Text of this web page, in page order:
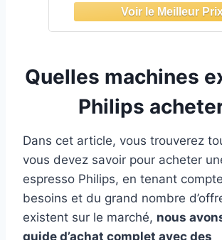
Écran Tactile Intuitif,
(EP3221/40)
Quelles machines
Philips
Dans cet article, vous trouverez
vous devez savoir pour acheter
espresso Philips, en tenant
besoins et du grand nombre
existent sur le marché, nous
guide d’achat complet avec des